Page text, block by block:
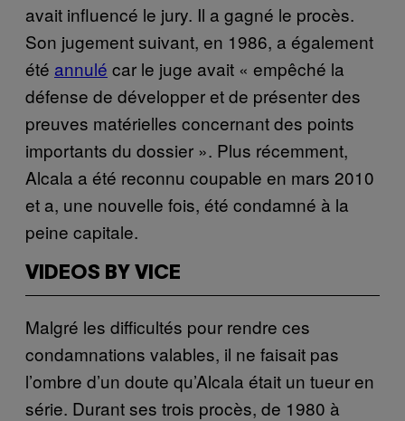
avait influencé le jury. Il a gagné le procès.
Son jugement suivant, en 1986, a également
été ​annulé car le juge avait « empêché la
défense de développer et de présenter des
preuves matérielles concernant des points
importants du dossier ». Plus récemment,
Alcala a été reconnu coupable en mars 2010
et a, une nouvelle fois, été condamné à la
peine capitale.
VIDEOS BY VICE
Malgré les difficultés pour rendre ces
condamnations valables, il ne faisait pas
l’ombre d’un doute qu’Alcala était un tueur en
série. Durant ses trois procès, de 1980 à